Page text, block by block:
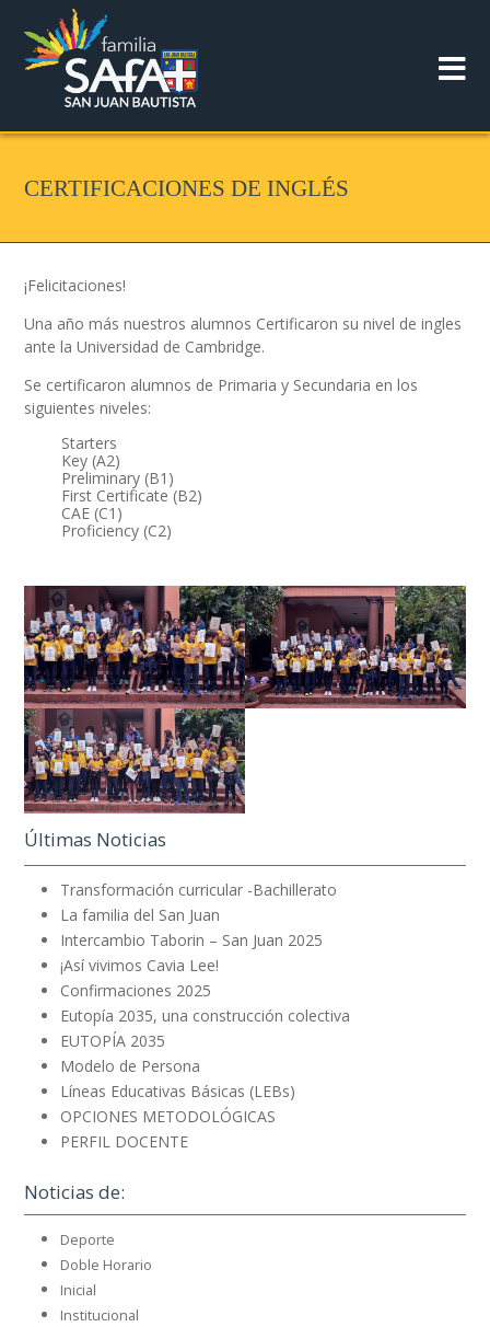
CERTIFICACIONES DE INGLÉS
¡Felicitaciones!
Una año más nuestros alumnos Certificaron su nivel de ingles
ante la Universidad de Cambridge.
Se certificaron alumnos de Primaria y Secundaria en los
siguientes niveles:
Starters
Key (A2)
Preliminary (B1)
First Certificate (B2)
CAE (C1)
Proficiency (C2)
Últimas Noticias
Transformación curricular -Bachillerato
La familia del San Juan
Intercambio Taborin – San Juan 2025
¡Así vivimos Cavia Lee!
Confirmaciones 2025
Eutopía 2035, una construcción colectiva
EUTOPÍA 2035
Modelo de Persona
Líneas Educativas Básicas (LEBs)
OPCIONES METODOLÓGICAS
PERFIL DOCENTE
Noticias de:
Deporte
Doble Horario
Inicial
Institucional